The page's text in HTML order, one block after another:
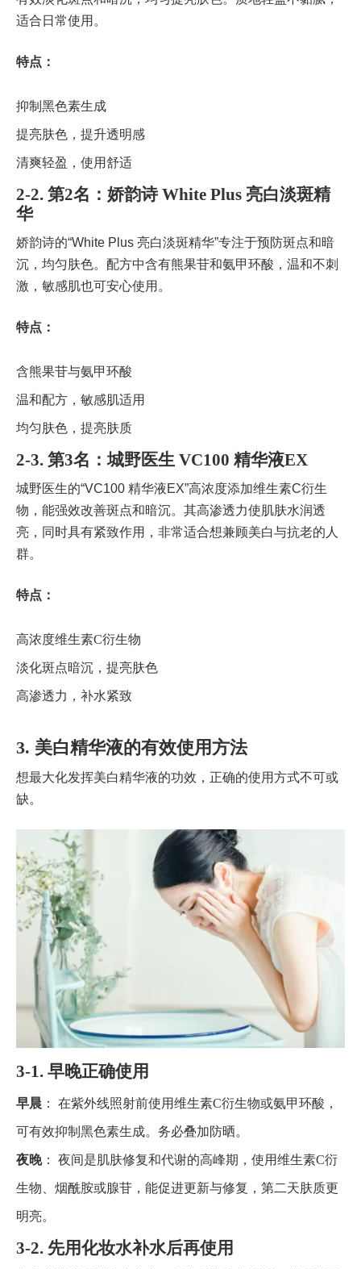
适合日常使用。
特点：
抑制黑色素生成
提亮肤色，提升透明感
清爽轻盈，使用舒适
2-2. 第2名：娇韵诗 White Plus 亮白淡斑精
华
娇韵诗的“White Plus 亮白淡斑精华”专注于预防斑点和暗
沉，均匀肤色。配方中含有熊果苷和氨甲环酸，温和不刺
激，敏感肌也可安心使用。
特点：
含熊果苷与氨甲环酸
温和配方，敏感肌适用
均匀肤色，提亮肤质
2-3. 第3名：城野医生 VC100 精华液EX
城野医生的“VC100 精华液EX”高浓度添加维生素C衍生
物，能强效改善斑点和暗沉。其高渗透力使肌肤水润透
亮，同时具有紧致作用，非常适合想兼顾美白与抗老的人
群。
特点：
高浓度维生素C衍生物
淡化斑点暗沉，提亮肤色
高渗透力，补水紧致
3. 美白精华液的有效使用方法
想最大化发挥美白精华液的功效，正确的使用方式不可或
缺。
3-1. 早晚正确使用
早晨 ： 在紫外线照射前使用维生素C衍生物或氨甲环酸，
可有效抑制黑色素生成。务必叠加防晒。
夜晚： 夜间是肌肤修复和代谢的高峰期，使用维生素C衍
生物、烟酰胺或腺苷，能促进更新与修复，第二天肤质更
明亮。
3-2. 先用化妆水补水后再使用